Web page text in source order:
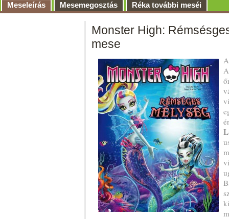
Meseleírás Mesemegosztás Réka további meséi
Monster High:
mese